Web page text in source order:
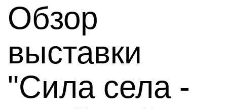
Обзор
выставки
"Сила села -